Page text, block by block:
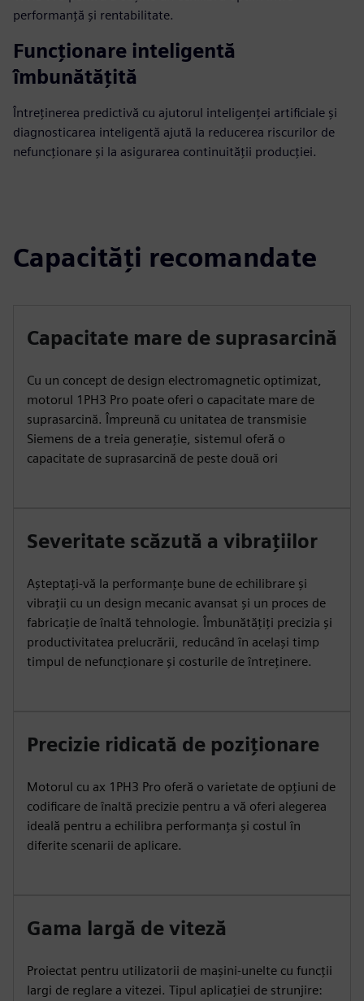
performanță și rentabilitate.
Funcționare inteligentă
îmbunătățită
Întreținerea predictivă cu ajutorul inteligenței artificiale și
diagnosticarea inteligentă ajută la reducerea riscurilor de
nefuncționare și la asigurarea continuității producției.
Capacități recomandate
Capacitate mare de suprasarcină
Cu un concept de design electromagnetic optimizat,
motorul 1PH3 Pro poate oferi o capacitate mare de
suprasarcină. Împreună cu unitatea de transmisie
Siemens de a treia generație, sistemul oferă o
capacitate de suprasarcină de peste două ori
Severitate scăzută a vibrațiilor
Așteptați-vă la performanțe bune de echilibrare și
vibrații cu un design mecanic avansat și un proces de
fabricație de înaltă tehnologie. Îmbunătățiți precizia și
productivitatea prelucrării, reducând în același timp
timpul de nefuncționare și costurile de întreținere.
Precizie ridicată de poziționare
Motorul cu ax 1PH3 Pro oferă o varietate de opțiuni de
codificare de înaltă precizie pentru a vă oferi alegerea
ideală pentru a echilibra performanța și costul în
diferite scenarii de aplicare.
Gama largă de viteză
Proiectat pentru utilizatorii de mașini-unelte cu funcții
largi de reglare a vitezei. Tipul aplicației de strunjire: